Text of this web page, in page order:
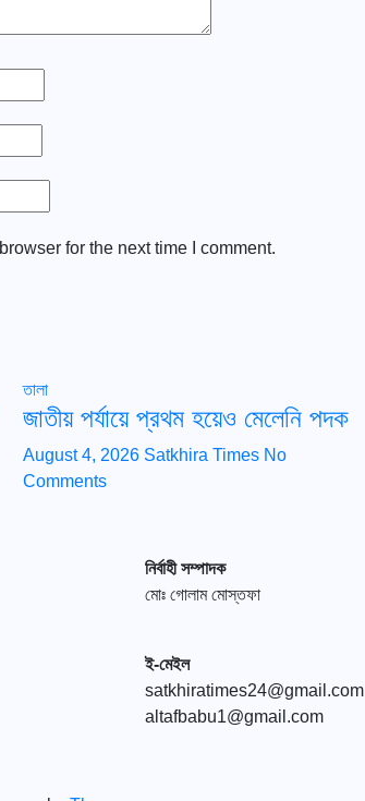
for the next time I comment.
তালা
জাতীয় পর্যায়ে প্রথম হয়েও মেলেনি পদক
August 4, 2026 Satkhira Times No
Comments
নির্বাহী সম্পাদক
মোঃ গোলাম মোস্তফা
ই-মেইল
satkhiratimes24@gmail.com
altafbabu1@gmail.com